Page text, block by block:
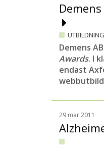
UTBILDNING
Demens
Awards. I
endast
29 mar 2011